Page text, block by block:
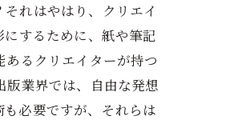
れはやはり、クリエイ
するために、紙や筆記
るクリエイターが持つ
版業界では、自由な発想
必要ですが、それらは